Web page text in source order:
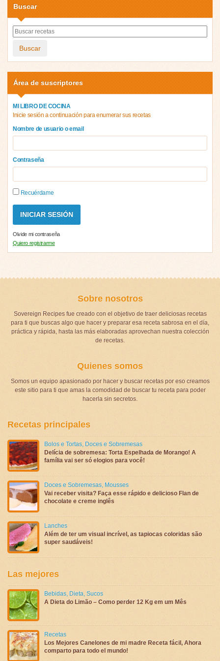
Buscar
Buscar
Área de suscriptores
MI LIBRO DE COCINA
Inicie sesión a continuación para enumerar sus recetas
Nombre de usuario o email
Contraseña
Recuérdame
Olvide mi contraseña
Quiero registrarme
Sobre nosotros
Sovereign Recipes fue creado con el objetivo de traer deliciosas recetas
para ti que buscas algo que hacer y preparar esa receta sabrosa en el día,
práctica y rápida, hasta las más elaboradas aprovechan nuestra colección
de recetas.
Quienes somos
Somos un equipo apasionado por hacer y buscar recetas por eso creamos
este sitio para ti que amas la comodidad de buscar tu receta para poder
hacerla sin secretos.
Recetas principales
Bolos e Tortas, Doces e Sobremesas
Delícia de sobremesa: Torta Espelhada de Morango! A
família vai ser só elogios para você!
Doces e Sobremesas, Mousses
Vai receber visita? Faça esse rápido e delicioso Flan de
chocolate e creme inglês
Lanches
Além de ter um visual incrível, as tapiocas coloridas são
super saudáveis!
Las mejores
Bebidas, Dieta, Sucos
A Dieta do Limão – Como perder 12 Kg em um Mês
Recetas
Los Mejores Canelones de mi madre Receta fácil, Ahora
comparto para todo el mundo!